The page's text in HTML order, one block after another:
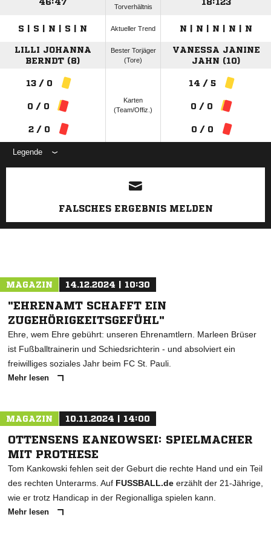
46:47
Torverhältnis
18:123
S | S | N | S | N Aktueller Trend N | N | N | N | N
LILLI JOHANNA
BERNDT (8)
Bester Torjäger
(Tore)
VANESSA JANINE
JAHN (10)
13 / 0
0 / 0
2 / 0
Karten
(Team/Offiz.)
14 / 5
0 / 0
0 / 0
Legende
ANZEIGE
FALSCHES ERGEBNIS MELDEN
MAGAZIN 14.12.2024 | 10:30
"EHRENAMT SCHAFFT EIN
ZUGEHÖRIGKEITSGEFÜHL"
Ehre, wem Ehre gebührt: unseren Ehrenamtlern. Marleen Brüser
ist Fußballtrainerin und Schiedsrichterin - und absolviert ein
freiwilliges soziales Jahr beim FC St. Pauli.
Mehr lesen
MAGAZIN 10.11.2024 | 14:00
OTTENSENS KANKOWSKI: SPIELMACHER
MIT PROTHESE
Tom Kankowski fehlen seit der Geburt die rechte Hand und ein Teil
des rechten Unterarms. Auf FUSSBALL.de erzählt der 21-Jährige,
wie er trotz Handicap in der Regionalliga spielen kann.
Mehr lesen